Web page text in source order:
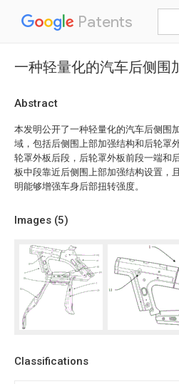
Patents
一种轻量化的汽车后侧围
Abstract
本发明公开了一种轻量化的汽车后侧围
域，包括后侧围上部加强结构和后轮罩
轮罩外板后段，后轮罩外板前段一端和
板中段靠近后侧围上部加强结构设置，
明能够增强车身后部扭转强度。
Images (5)
Classifications